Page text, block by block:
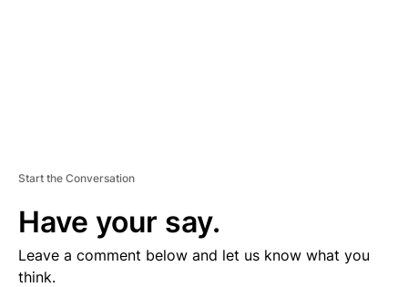
Start the Conversation
Have your say.
Leave a comment below and let us know what you
think.